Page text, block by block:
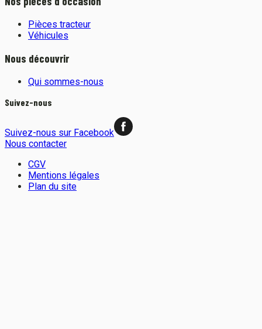
Pièces tracteur
Véhicules
Nous découvrir
Qui sommes-nous
Suivez-nous
Suivez-nous sur Facebook
Nous contacter
CGV
Mentions légales
Plan du site